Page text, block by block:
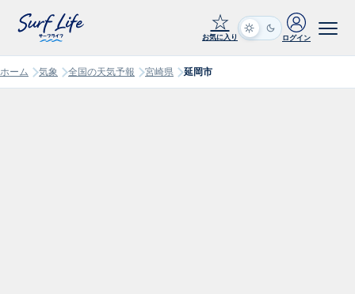
☆
お気に入り ログイン
ホーム 気象 全国の天気予報 宮崎県 延岡市